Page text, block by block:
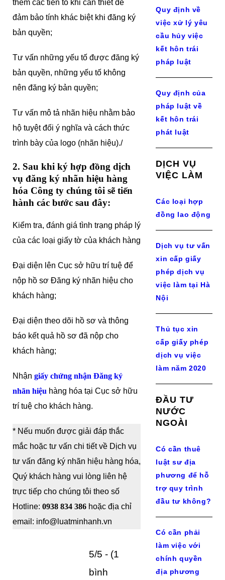
thêm các tiền tố khi cần thiết để
đảm bảo tính khác biệt khi đăng ký
bản quyền;
Tư vấn những yếu tố được đăng ký
bản quyền, những yếu tố không
nên đăng ký bản quyền;
Tư vấn mô tả nhãn hiệu nhằm bảo
hộ tuyệt đối ý nghĩa và cách thức
trình bày của logo (nhãn hiệu)./
2. Sau khi ký hợp đồng dịch
vụ đăng ký nhãn hiệu hàng
hóa Công ty chúng tôi sẽ tiến
hành các bước sau đây:
Kiểm tra, đánh giá tình trạng pháp lý
của các loại giấy tờ của khách hàng
Đại diện lên Cục sở hữu trí tuệ để
nộp hồ sơ Đăng ký nhãn hiệu cho
khách hàng;
Đại diện theo dõi hồ sơ và thông
báo kết quả hồ sơ đã nộp cho
khách hàng;
Nhận giấy chứng nhận Đăng ký
nhãn hiệu hàng hóa tại Cục sở hữu
trí tuệ cho khách hàng.
* Nếu muốn được giải đáp thắc
mắc hoặc tư vấn chi tiết về Dịch vụ
tư vấn đăng ký nhãn hiệu hàng hóa,
Quý khách hàng vui lòng liên hệ
trực tiếp cho chúng tôi theo số
Hotline: 0938 834 386 hoặc địa chỉ
email: info@luatminhanh.vn
5/5 - (1
bình
Quy định về
việc xử lý yêu
cầu hủy việc
kết hôn trái
pháp luật
Quy định của
pháp luật về
kết hôn trái
phát luật
DỊCH VỤ
VIỆC LÀM
Các loại hợp
đồng lao động
Dịch vụ tư vấn
xin cấp giấy
phép dịch vụ
việc làm tại Hà
Nội
Thủ tục xin
cấp giấy phép
dịch vụ việc
làm năm 2020
ĐẦU TƯ
NƯỚC
NGOÀI
Có cần thuê
luật sư địa
phương để hỗ
trợ quy trình
đầu tư không?
Có cần phải
làm việc với
chính quyền
địa phương